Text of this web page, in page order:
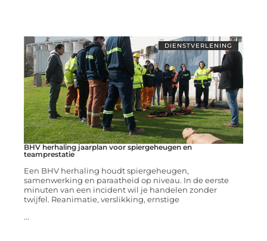
DIENSTVERLENING
BHV herhaling jaarplan voor spiergeheugen en
teamprestatie
Een BHV herhaling houdt spiergeheugen,
samenwerking en paraatheid op niveau. In de eerste
minuten van een incident wil je handelen zonder
twijfel. Reanimatie, verslikking, ernstige
...